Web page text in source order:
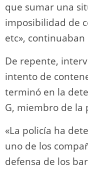
que sumar una
imposibilidad de
etc», continuaban
De repente,
intento de
terminó en la
G, miembro de la
«La policía ha
uno de los
defensa de los